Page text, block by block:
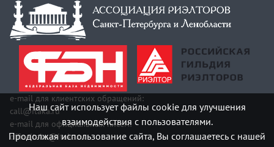
e-mail для клиентских обращений:
call@itaka.ru
e-mail для официальных писем:
officeitaka@itaka.ru
Наш сайт использует файлы cookie для улучшения
взаимодействия с пользователями.
Продолжая использование сайта, Вы соглашаетесь с нашей